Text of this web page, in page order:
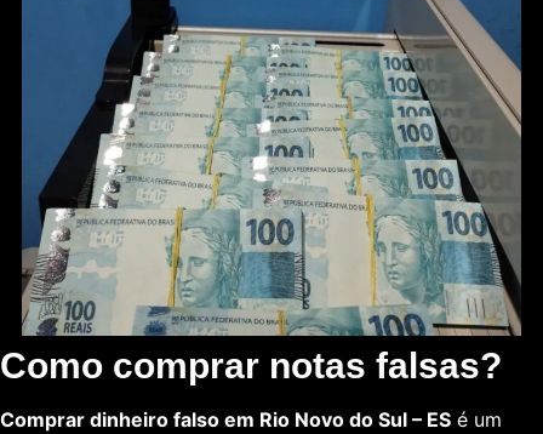
Como comprar notas falsas?
Comprar dinheiro falso em Rio Novo do Sul – ES é um